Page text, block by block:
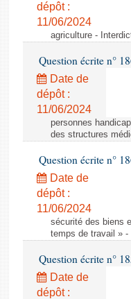
dépôt :
11/06/2024
agriculture -
Question écrite n°
Date de
dépôt :
11/06/2024
personnes
des structures
Question écrite n°
Date de
dépôt :
11/06/2024
sécurité des biens
temps de travail » -
Question écrite n°
Date de
dépôt :